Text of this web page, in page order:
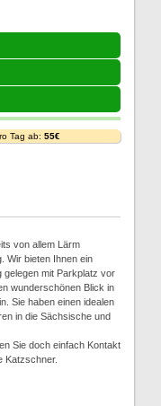
Tag ab: 55€
von allem Lärm
Wir bieten Ihnen ein
gelegen mit Parkplatz vor
wunderschönen Blick in
Sie haben einen idealen
in die Sächsische und
Sie doch einfach Kontakt
Katzschner.